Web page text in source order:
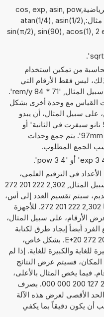
يمكن أيضًا استخدام الدوال الرياضيةcos, exp, asin, pow,
tan, sin, atan, sqrt و acos. مثال:atan(1/4), asin(1/2),
sin(π/2), sin(90), acos(1),
من تمكين استخدام
ليس فقط الأرقام التي
يمكن حساب مع بعضها، على سبيل المثال, '71 * 84 rem/y'.
القياس مع وحدة أخرى بشكل
على سبيل المثال، أن يبدو
مثل: '45 ريم في السنة + 58 نانو سيفرت في الثانية' أو
'97mm x 11cm x 24dm = ? cm^3'. يتم جمع وحدات
الجمع المطلوب.
في الترقيم العلمي،
222 201 272
سيتم تقسيم العدد إلى أس،
إليك 20, والعدد الحقيقي، هنا 2,302 222 201 272. للأجهزة
الأرقام، على سبيل المثال،
أيضاً إيجاد طرق لكتابة
الأرقام كما يلي 2,302 222 201 272 E+20. بشكل خاص،
للغاية والكبيرة للغاية. إذا لم
فسيتم عرض النتائج
فيما يخص المثال بالأعلى،
سيظهر كما يلي 230 222 220 127 200 000 000. بصرف
الأقصى لعرض هذه الآلة
هذا يجب أن يكون دقيقاً بما يكفي